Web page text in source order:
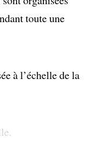
toute une
à l’échelle de la